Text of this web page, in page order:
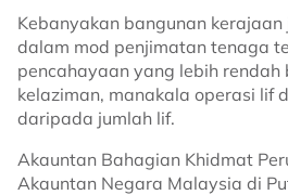
Kebanyakan bangunan
dalam mod penjimatan tenaga
pencahayaan yang lebih rendah
kelaziman, manakala operasi lif
daripada jumlah lif.
Akauntan Bahagian Khidmat
Akauntan Negara Malaysia di